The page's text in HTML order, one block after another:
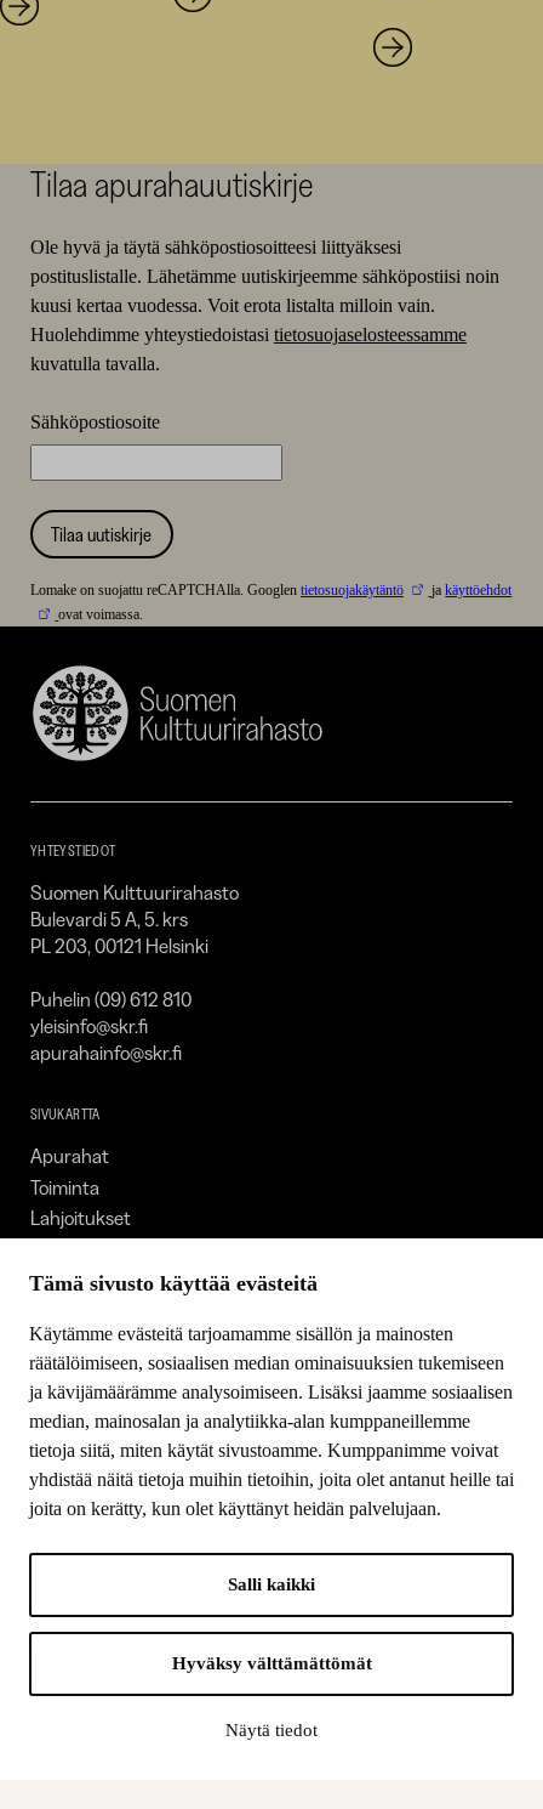
Tämä sivusto käyttää evästeitä
Käytämme evästeitä tarjoamamme sisällön ja mainosten
räätälöimiseen, sosiaalisen median ominaisuuksien tukemiseen
ja kävijämäärämme analysoimiseen. Lisäksi jaamme sosiaalisen
median, mainosalan ja analytiikka-alan kumppaneillemme
tietoja siitä, miten käytät sivustoamme. Kumppanimme voivat
yhdistää näitä tietoja muihin tietoihin, joita olet antanut heille tai
joita on kerätty, kun olet käyttänyt heidän palvelujaan.
Salli kaikki
Hyväksy välttämättömät
Näytä tiedot
Tilaa apurahauutiskirje
Ole hyvä ja täytä sähköpostiosoitteesi liittyäksesi
postituslistalle. Lähetämme uutiskirjeemme sähköpostiisi noin
kuusi kertaa vuodessa. Voit erota listalta milloin vain.
Huolehdimme yhteystiedoistasi tietosuojaselosteessamme
kuvatulla tavalla.
Sähköpostiosoite
Tilaa uutiskirje
Lomake on suojattu reCAPTCHAlla. Googlen tietosuojakäytäntö jakäyttöehdot
ovat voimassa.
Suomen
Kulttuurirahasto
YHTEYSTIEDOT
Suomen Kulttuurirahasto
Bulevardi 5 A, 5. krs
PL 203, 00121 Helsinki
Puhelin (09) 612 810
yleisinfo@skr.fi
apurahainfo@skr.fi
SIVUKARTTA
Apurahat
Toiminta
Lahjoitukset
Ajankohtaista
Yhteystiedot
SEURAA MEITÄ
Facebook
Instagram
LinkedIn
Suomen Kulttuurirahasto: